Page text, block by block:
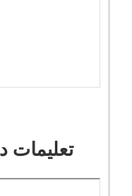
تعليمات